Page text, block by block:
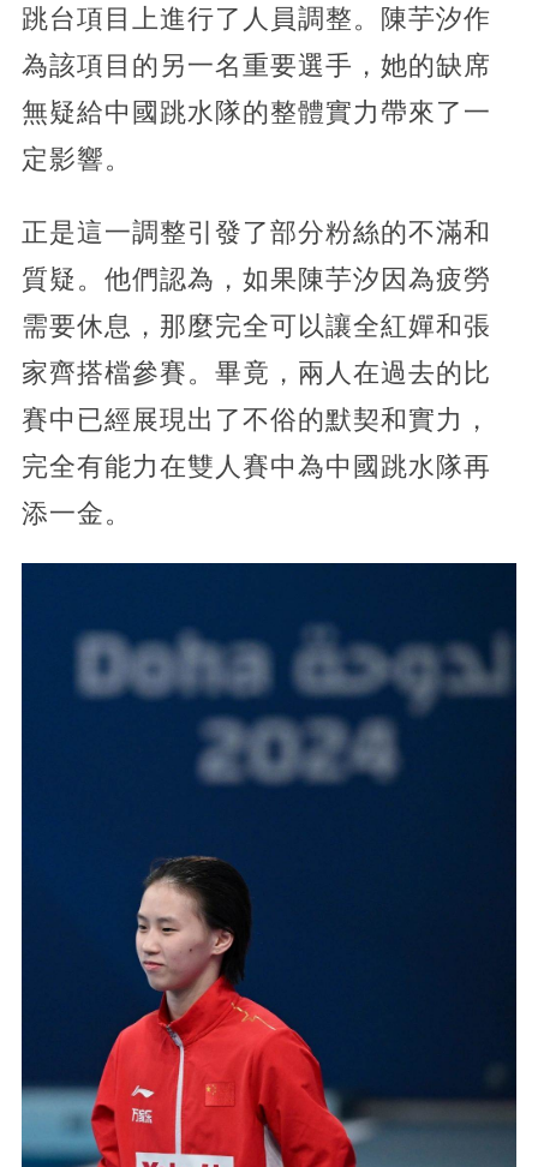
跳台項目上進行了人員調整。陳芋汐作
為該項目的另一名重要選手，她的缺席
無疑給中國跳水隊的整體實力帶來了一
定影響。
正是這一調整引發了部分粉絲的不滿和
質疑。他們認為，如果陳芋汐因為疲勞
需要休息，那麼完全可以讓全紅嬋和張
家齊搭檔參賽。畢竟，兩人在過去的比
賽中已經展現出了不俗的默契和實力，
完全有能力在雙人賽中為中國跳水隊再
添一金。